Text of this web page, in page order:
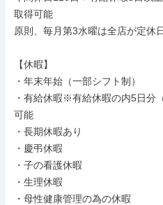
取得可能
原則、毎月第3水曜は全店が定休
【休暇】
・年末年始（一部シフト制）
・有給休暇※有給休暇の内5日分
可能
・長期休暇あり
・慶弔休暇
・子の看護休暇
・生理休暇
・母性健康管理の為の休暇